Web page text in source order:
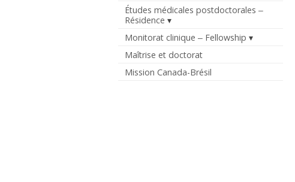
Études médicales postdoctorales ‒
Résidence
Monitorat clinique ‒ Fellowship
Maîtrise et doctorat
Mission Canada-Brésil